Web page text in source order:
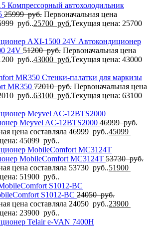
Компрессорный автохолодильник
25999руб. Первоначальная цена
руб..25700 руб.Текущая цена: 25700
Автокондиционер
24V 51200руб. Первоначальная цена
руб..43000 руб.Текущая цена: 43000
Стенки-палатки для маркизы
MR350 72010руб. Первоначальная цена
руб..63100 руб.Текущая цена: 63100
Meyvel AC-12BTS2000 46999руб.
цена составляла 46999 руб..45099
45099 руб..
MobileComfort MC3124T 53730руб.
цена составляла 53730 руб..51900
51900 руб..
S1012-BC 24050руб.
цена составляла 24050 руб..23900
23900 руб..